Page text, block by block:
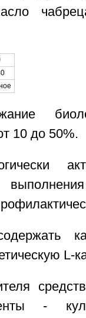
10 до 50%.
L-
-